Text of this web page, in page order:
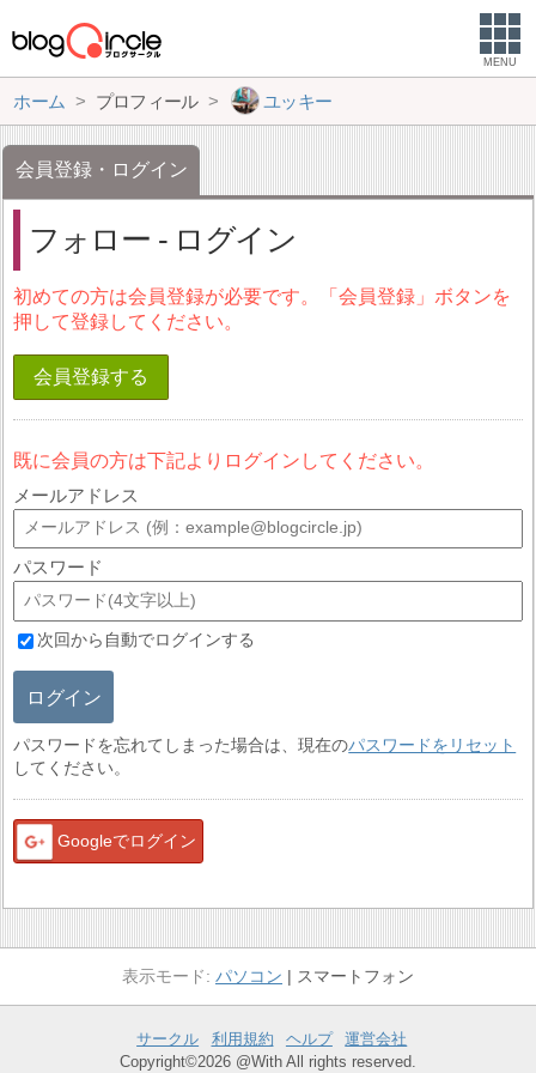
MENU
ホーム プロフィール ユッキー
会員登録・ログイン
フォロー - ログイン
初めての方は会員登録が必要です。「会員登録」ボタンを
押して登録してください。
会員登録する
既に会員の方は下記よりログインしてください。
メールアドレス
パスワード
次回から自動でログインする
ログイン
パスワードを忘れてしまった場合は、現在のパスワードをリセット
してください。
Googleでログイン
パソコン スマートフォン
サークル 利用規約 ヘルプ
運営会社
Copyright©2026 @With All rights reserved.